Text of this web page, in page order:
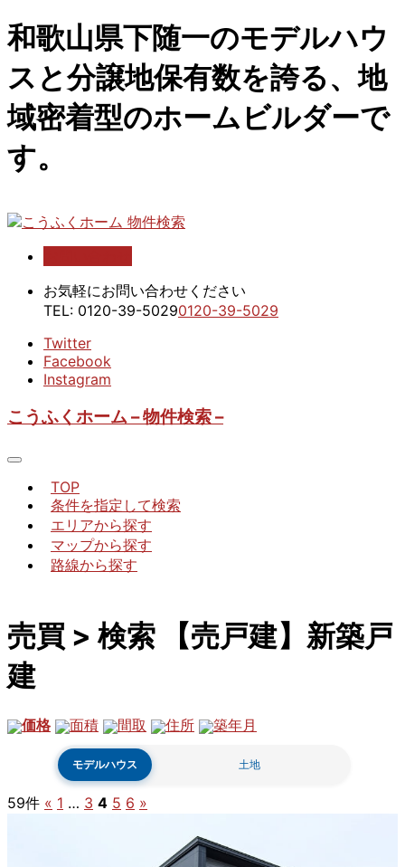
和歌山県下随一のモデルハウ
スと分譲地保有数を誇る、地
域密着型のホームビルダーで
す。
こうふくホーム 物件検索
お気軽にお問い合わせください
TEL: 0120-39-50290120-39-5029
Twitter
Facebook
Instagram
こうふくホーム – 物件検索 –
TOP
条件を指定して検索
エリアから探す
マップから探す
路線から探す
売買 > 検索 【売戸建】新築戸
建
価格 面積 間取 住所 築年月
モデルハウス 土地
59件 « 1 … 3 4 5 6 »